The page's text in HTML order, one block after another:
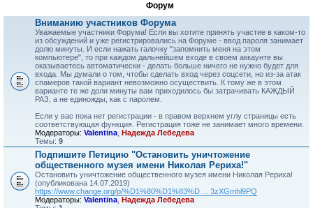
Форум
Вниманию участников Форума
Уважаемые участники Форума! Если вы хотите принять участие в каком-то
из обсуждений и уже регистрировались на Форуме - ввод пароля занимает
долю минуты. И если нажать галочку "запомнить меня на этом
компьютере", то при каждом дальнейшем входе в своем аккаунте вы
оказываетесь автоматически - делать больше ничего не нужно будет для
входа. Мы думали о том, чтобы сделать вход через соцсети, но из-за атак
спамеров такой вариант невозможно осуществить. К тому же в этом
варианте те же доли минуты вам приходилось бы затрачивать КАЖДЫЙ
РАЗ, а не единожды, как с паролем.
Если у вас пока нет регистрации - в правом верхнем углу страницы есть
соответствующая функция. Регистрация тоже не занимает много времени.
Модераторы: Valentina Надежда Лебедева
Темы: 9
Подпишите Петицию "Остановить уничтожение
общественного музея имени Николая Рериха!"
Остановить уничтожение общественного музея имени Николая Рериха!
(опубликована 14.07.2019)
https://www.change.org/p/%D1%80%D1%83%D ... 3zXGmhl9PQ
Модераторы: Valentina Надежда Лебедева